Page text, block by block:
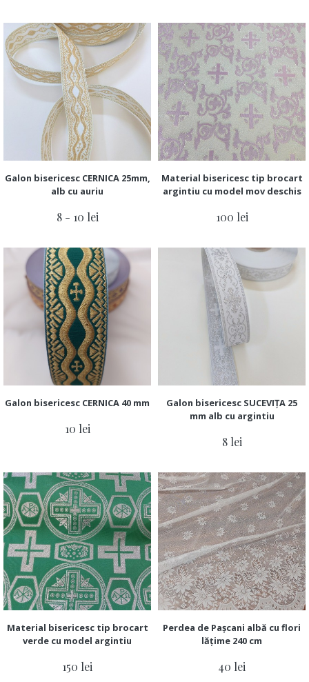
Galon bisericesc CERNICA 25mm,
alb cu auriu
8 - 10 lei
Material bisericesc tip brocart
argintiu cu model mov deschis
100 lei
Galon bisericesc CERNICA 40 mm
10 lei
Galon bisericesc SUCEVIȚA 25
mm alb cu argintiu
8 lei
Material bisericesc tip brocart
verde cu model argintiu
150 lei
Perdea de Pașcani albă cu flori
lățime 240 cm
40 lei